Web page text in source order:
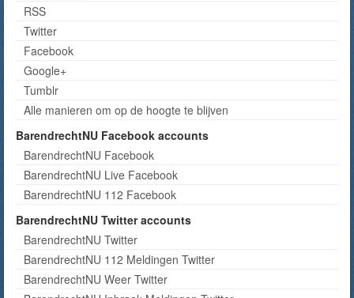
RSS
Twitter
Facebook
Google+
Tumblr
Alle manieren om op de hoogte te blijven
BarendrechtNU Facebook accounts
BarendrechtNU Facebook
BarendrechtNU Live Facebook
BarendrechtNU 112 Facebook
BarendrechtNU Twitter accounts
BarendrechtNU Twitter
BarendrechtNU 112 Meldingen Twitter
BarendrechtNU Weer Twitter